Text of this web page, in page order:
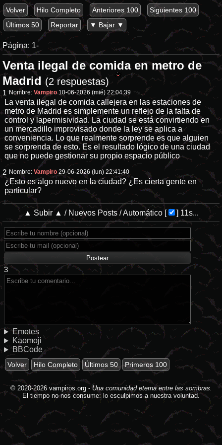
Volver Hilo Completo Anteriores 100
Siguientes 100
Últimos 50
Reportar ▼ Bajar ▼
Página: 1-
Venta ilegal de comida en metro de
Madrid (2 respuestas)
1 Nombre:Vampiro 10-06-2026 (mié) 22:04:39
La venta ilegal de comida callejera en las estaciones de
metro de Madrid es simplemente un reflejo de la falta de
control y lapermisividad. La ciudad se está convirtiendo en
un mercadillo improvisado donde la ley se aplica a
conveniencia. Lo que realmente sorprende es que alguien
se sorprenda de esto. Es el resultado lógico de una ciudad
que no puede gestionar su propio espacio público
2 Nombre:Vampiro 29-06-2026 (lun) 22:41:40
¿Esto es algo nuevo en la ciudad? ¿Es cierta gente en
particular?
▲ Subir ▲ / Nuevos Posts/Automático[ ] 11s...
3
Emotes
Kaomoji
BBCode
Volver Hilo Completo Últimos 50 Primeros 100
© 2020-2026 vampiros.org-Una comunidad eterna entre las sombras.
El tiempo no nos consume: lo esculpimos a nuestra voluntad.